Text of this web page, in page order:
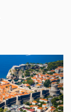
Next